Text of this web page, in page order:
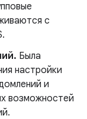
с
Была
настройки
и
возможностей